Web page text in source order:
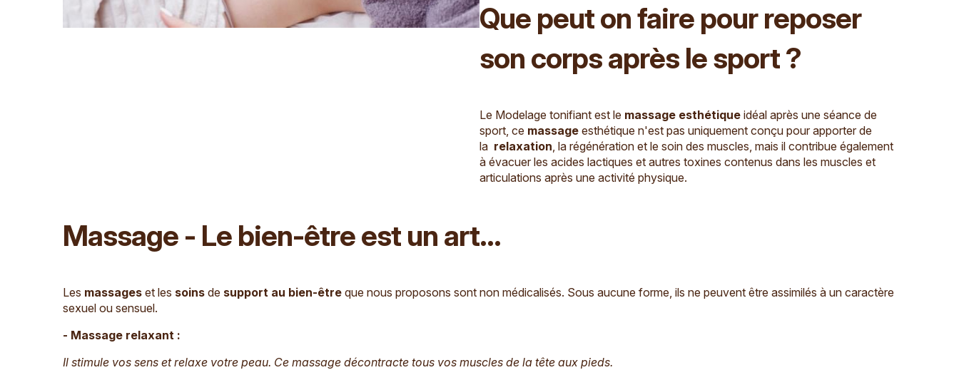
Que peut on faire pour reposer
son corps après le sport ?
Le Modelage tonifiant est le massage esthétique idéal après une séance de
sport, ce massage esthétique n'est pas uniquement conçu pour apporter de
la relaxation, la régénération et le soin des muscles, mais il contribue également
à évacuer les acides lactiques et autres toxines contenus dans les muscles et
articulations après une activité physique.
Massage - Le bien-être est un art...
Les massages et les soins de support au bien-être que nous proposons sont non médicalisés. Sous aucune forme, ils ne peuvent être assimilés à un caractère
sexuel ou sensuel.
- Massage relaxant :
Il stimule vos sens et relaxe votre peau. Ce massage décontracte tous vos muscles de la tête aux pieds.